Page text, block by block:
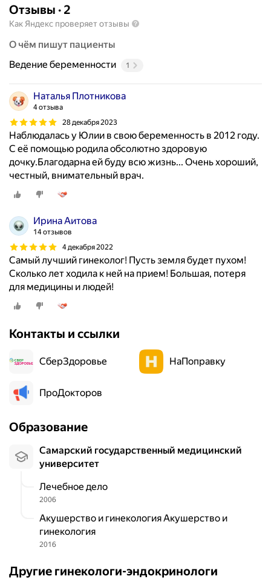
Отзывы · 2
Как Яндекс проверяет отзывы
О чём пишут пациенты
Ведение беременности
1
Наталья Плотникова
4 отзыва
28 декабря 2023
Наблюдалась у Юлии в свою беременность в 2012 году.
С её помощью родила обсолютно здоровую
дочку.Благодарна ей буду всю жизнь... Очень хороший,
честный, внимательный врач.
Ирина Аитова
14 отзывов
4 декабря 2022
Самый лучший гинеколог! Пусть земля будет пухом!
Сколько лет ходила к ней на прием! Большая, потеря
для медицины и людей!
Контакты и ссылки
СберЗдоровье НаПоправку
ПроДокторов
Образование
Самарский государственный медицинский
университет
Лечебное дело
2006
Акушерство и гинекология Акушерство и
гинекология
2016
Другие гинекологи-эндокринологи